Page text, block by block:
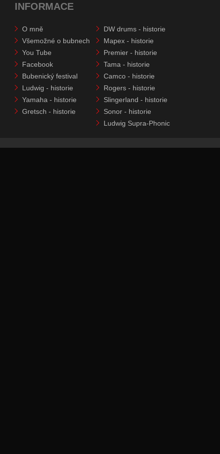
INFORMACE
O mně
Všemožné o bubnech
You Tube
Facebook
Bubenický festival
Ludwig - historie
Yamaha - historie
Gretsch - historie
DW drums - historie
Mapex - historie
Premier - historie
Tama - historie
Camco - historie
Rogers - historie
Slingerland - historie
Sonor - historie
Ludwig Supra-Phonic